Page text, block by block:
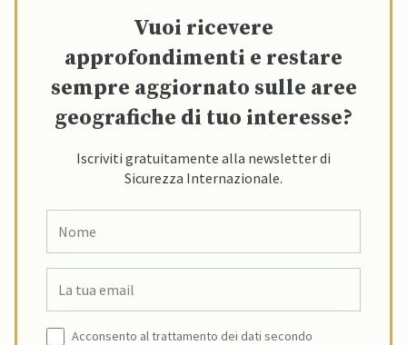
Vuoi ricevere
approfondimenti e restare
sempre aggiornato sulle aree
geografiche di tuo interesse?
Iscriviti gratuitamente alla newsletter di
Sicurezza Internazionale.
Acconsento al trattamento dei dati secondo